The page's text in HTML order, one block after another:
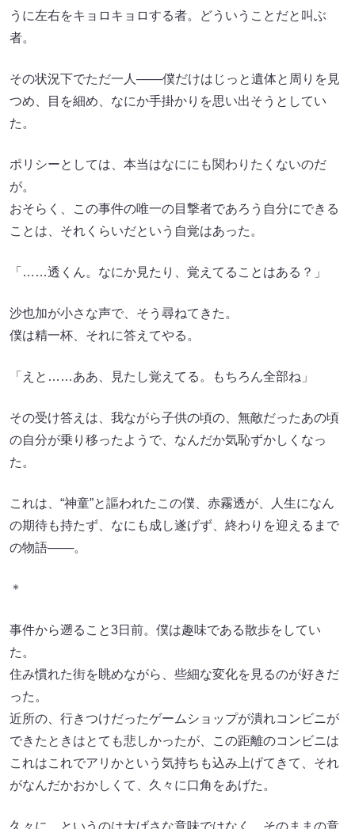
うに左右をキョロキョロする者。どういうことだと叫ぶ
者。
その状況下でただ一人───僕だけはじっと遺体と周りを見
つめ、目を細め、なにか手掛かりを思い出そうとしてい
た。
ポリシーとしては、本当はなににも関わりたくないのだ
が。
おそらく、この事件の唯一の目撃者であろう自分にできる
ことは、それくらいだという自覚はあった。
「……透くん。なにか見たり、覚えてることはある？」
沙也加が小さな声で、そう尋ねてきた。
僕は精一杯、それに答えてやる。
「えと……ああ、見たし覚えてる。もちろん全部ね」
その受け答えは、我ながら子供の頃の、無敵だったあの頃
の自分が乗り移ったようで、なんだか気恥ずかしくなっ
た。
これは、“神童”と謳われたこの僕、赤霧透が、人生になん
の期待も持たず、なにも成し遂げず、終わりを迎えるまで
の物語───。
＊
事件から遡ること3日前。僕は趣味である散歩をしてい
た。
住み慣れた街を眺めながら、些細な変化を見るのが好きだ
った。
近所の、行きつけだったゲームショップが潰れコンビニが
できたときはとても悲しかったが、この距離のコンビニは
これはこれでアリかという気持ちも込み上げてきて、それ
がなんだかおかしくて、久々に口角をあげた。
久々に、というのは大げさな意味ではなく、そのままの意